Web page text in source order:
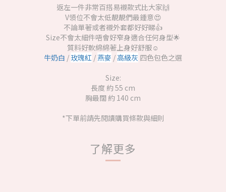
返左一件非常百搭易襯款式比大家🙌
V領位不會太低靚靚們最鍾意😍
不論單著或者襯外套都好好睇👍
Size不會太細件唔會好窄身適合任何身型🌟
質料好軟綿綿著上身好舒服☺️
牛奶白 / 玫瑰紅 /燕麥 / 高級灰 四色包色之選
Size:
長度 約 55 cm
胸最闊 約 140 cm
*下單前請先閱讀購買條款與細則
了解更多